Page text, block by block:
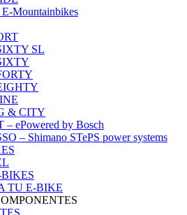
Mountainbikes
SL
& CITY
– ePowered by Bosch
– Shimano STePS power systems
TU E-BIKE